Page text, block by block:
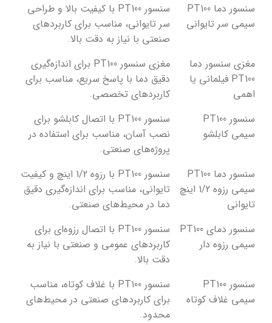
سنسور دما PT100
سیمی سر تایوانی
سنسور PT100 با کیفیت بالا و طراحی
سر تایوانی، مناسب برای کاربردهای
صنعتی با نیاز به دقت بالا.
مغزی سنسور دما
PT100 فیلمانی یا
اهمی
مغزی سنسور PT100 برای اندازه‌گیری
دقیق دما با پاسخ سریع، مناسب برای
کاربردهای تخصصی.
سنسور PT100
سیمی کابلشو
سنسور PT100 با اتصال کابلشو برای
نصب آسان، مناسب برای استفاده در
پروژه‌های صنعتی.
سنسور دما PT100
سیمی رزوه 1/2 اینچ
تایوانی
سنسور PT100 با رزوه 1/2 اینچ و کیفیت
تایوانی، مناسب برای اندازه‌گیری دقیق
دما در محیط‌های صنعتی.
سنسور دمای PT100
سیمی رزوه دار
سنسور PT100 با اتصال رزوه‌ای برای
کاربردهای عمومی و صنعتی با نیاز به
دقت بالا.
سنسور PT100
سیمی غلاف کوتاه
سنسور PT100 با غلاف کوتاه، مناسب
برای کاربردهای صنعتی در محیط‌های
محدود.